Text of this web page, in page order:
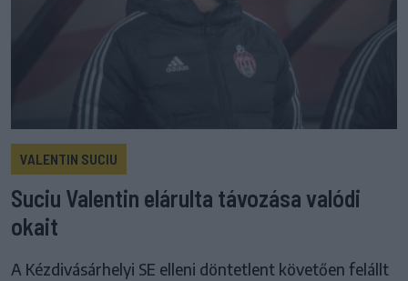
VALENTIN SUCIU
Suciu Valentin elárulta távozása valódi
okait
A Kézdivásárhelyi SE elleni döntetlent követően felállt